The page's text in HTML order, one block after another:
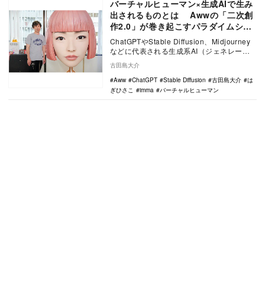
バーチャルヒューマン×生成AIで生み
出されるものとは Awwの「二次創
作2.0」が巻き起こすパラダイムシフ
ト
ChatGPTやStable Diffusion、Midjourney
などに代表される生成系AI（ジェネレーテ
古田島大介
Aww
ChatGPT Stable Diffusion 古田島大介
は
ぎひさこ
imma バーチャルヒューマン